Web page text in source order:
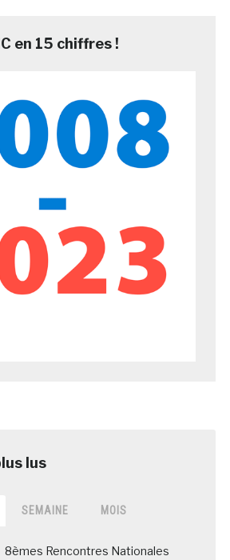
en 15 chiffres !
SEMAINE MOIS
8èmes Rencontres Nationales